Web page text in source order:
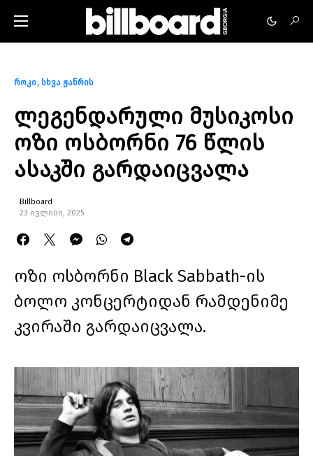
როკი სხვა ჟანრის
ლეგენდარული მუსიკოსი
ოზი ოსბორნი 76 წლის
ასაკში გარდაიცვალა
Billboard
23 ივლისი, 2025
ოზი ოსბორნი Black Sabbath-ის
ბოლო კონცერტიდან რამდენიმე
კვირაში გარდაიცვალა.